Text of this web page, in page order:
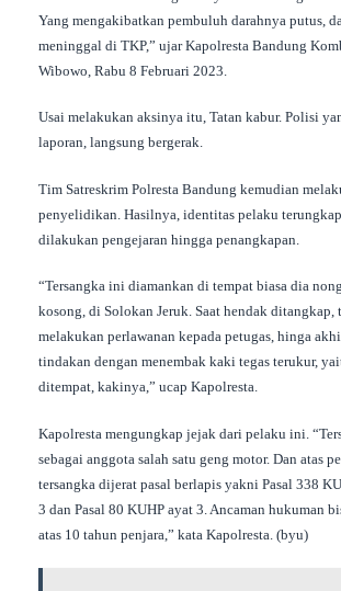
Yang mengakibatkan pembuluh darahnya putus,
meninggal di TKP,” ujar Kapolresta Bandung
Wibowo, Rabu 8 Februari 2023.
Usai melakukan aksinya itu, Tatan kabur. Polisi
laporan, langsung bergerak.
Tim Satreskrim Polresta Bandung kemudian
penyelidikan. Hasilnya, identitas pelaku
dilakukan pengejaran hingga penangkapan.
“Tersangka ini diamankan di tempat biasa dia
kosong, di Solokan Jeruk. Saat hendak ditangkap,
melakukan perlawanan kepada petugas, hinga
tindakan dengan menembak kaki tegas terukur,
ditempat, kakinya,” ucap Kapolresta.
Kapolresta mengungkap jejak dari pelaku ini.
sebagai anggota salah satu geng motor. Dan atas
tersangka dijerat pasal berlapis yakni Pasal 338
3 dan Pasal 80 KUHP ayat 3. Ancaman hukuman
atas 10 tahun penjara,” kata Kapolresta. (byu)